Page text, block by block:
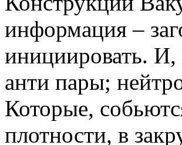
информация –
инициировать. И,
анти пары;
Которые,
плотности, в